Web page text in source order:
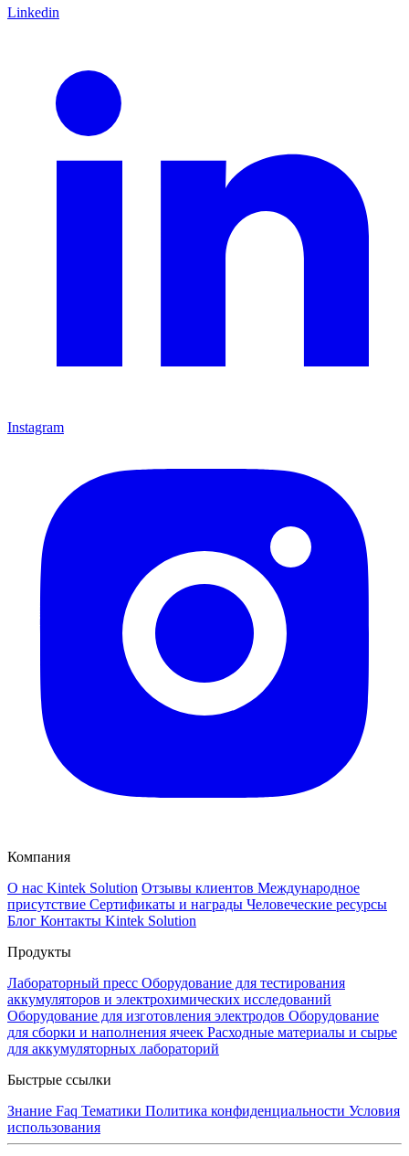
Linkedin
Instagram
Компания
О нас Kintek Solution Отзывы клиентов Международное
присутствие Сертификаты и награды Человеческие ресурсы
Блог Контакты Kintek Solution
Продукты
Лабораторный пресс Оборудование для тестирования
аккумуляторов и электрохимических исследований
Оборудование для изготовления электродов Оборудование
для сборки и наполнения ячеек Расходные материалы и сырье
для аккумуляторных лабораторий
Быстрые ссылки
Знание Faq Тематики Политика конфиденциальности Условия
использования